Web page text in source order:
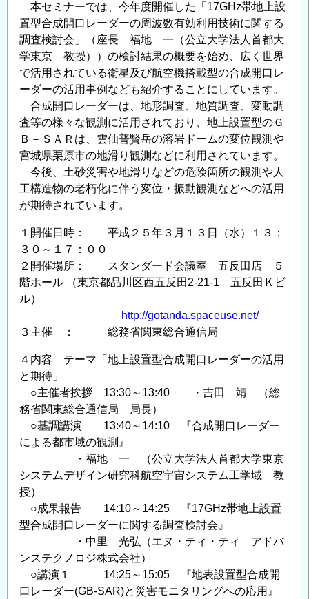
本セミナーでは、今年度開催した「17GHz帯地上設
置型合成開口レーダーの周波数有効利用技術に関する
調査検討会」（座長 福地 一（公立大学法人首都大
学東京 教授））の検討結果の概要を始め、広く世界
で活用されている衛星及び航空機搭載型の合成開口レ
ーダーの活用事例なども紹介することにしています。
合成開口レーダーは、地形調査、地質調査、変動調
査等の様々な観測に活用されており、地上設置型のＧ
Ｂ－ＳＡＲは、雲仙普賢岳の溶岩ドームの変位観測や
宮城県栗原市の地滑り観測などに利用されています。
今後、土砂災害や地滑りなどの危険箇所の観測や人
工構造物の老朽化に伴う変位・振動観測などへの活用
が期待されています。
１開催日時： 平成２５年３月１３日（水）１３：
３０～１７：００
２開催場所： スタンダード会議室 五反田店 ５
階ホール （東京都品川区西五反田2-21-1 五反田Ｋビ
ル）
http://gotanda.spaceuse.net/
３主催 ： 総務省関東総合通信局
４内容 テーマ「地上設置型合成開口レーダーの活用
と期待」
○主催者挨拶 13:30～13:40 ・吉田 靖 （総
務省関東総合通信局 局長）
○基調講演 13:40～14:10 『合成開口レーダー
による都市域の観測』
・福地 一 （公立大学法人首都大学東京
システムデザイン研究科航空宇宙システム工学域 教
授）
○成果報告 14:10～14:25 『17GHz帯地上設置
型合成開口レーダーに関する調査検討会』
・中里 光弘（エヌ・ティ・ティ アドバ
ンステクノロジ株式会社）
○講演１ 14:25～15:05 『地表設置型合成開
口レーダー(GB-SAR)と災害モニタリングへの応用』